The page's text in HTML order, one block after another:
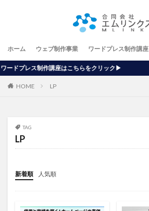
ホーム ウェブ制作事業 ワードプレス制作講座
こちらをクリック▶
HOME LP
TAG
LP
新着順 人気順